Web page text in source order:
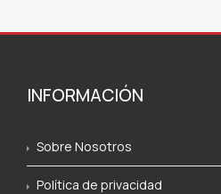
INFORMACIÓN
Sobre Nosotros
Política de privacidad